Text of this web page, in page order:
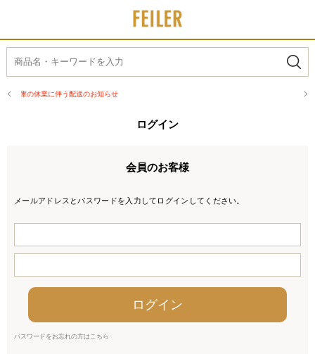
熊本県熊本地方を震源とする地震の影響に
ログイン
会員のお客様
メールアドレスとパスワードを入力してログインしてください。
パスワードをお忘れの方はこちら